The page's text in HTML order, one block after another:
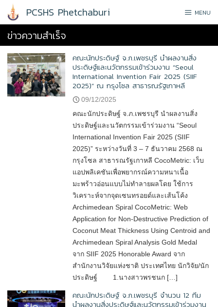
Skip
PCSHS Phetchaburi MENU
ข่าวความสำเร็จ
คณะนักประดิษฐ์ จ.ภ.เพชรบุรี นำผลงานสิ่ง
ประดิษฐ์และนวัตกรรมเข้าร่วมงาน “Seoul
International Invention Fair 2025 (SIIF
2025)” ณ กรุงโซล สาธารณรัฐเกาหลี
09/12/2025
คณะนักประดิษฐ์ จ.ภ.เพชรบุรี นำผลงานสิ่ง
ประดิษฐ์และนวัตกรรมเข้าร่วมงาน “Seoul
International Invention Fair 2025 (SIIF
2025)” ระหว่างวันที่ 3 – 7 ธันวาคม 2568 ณ
กรุงโซล สาธารณรัฐเกาหลี CocoMetric: เว็บ
แอปพลิเคชันเพื่อพยากรณ์ความหนาเนื้อ
มะพร้าวอ่อนแบบไม่ทําลายผลโดย ใช้การ
วิเคราะห์จากจุดเซนทรอยด์และเส้นโค้ง
Archimedean Spiral CocoMetric: Web
Application for Non-Destructive Prediction of
Coconut Meat Thickness Using Centroid and
Archimedean Spiral Analysis Gold Medal
จาก SIIF 2025 Honorable Award จาก
สำนักงานวิจัยแห่งชาติ ประเทศไทย นักวิจัย/นัก
ประดิษฐ์ 1.นางสาวพรชนก […]
คณะนักประดิษฐ์ จ.ภ.เพชรบุรี จำนวน 12 ทีม
นำผลงานสิ่งประดิษฐ์และนวัตกรรมเข้าร่วมงาน